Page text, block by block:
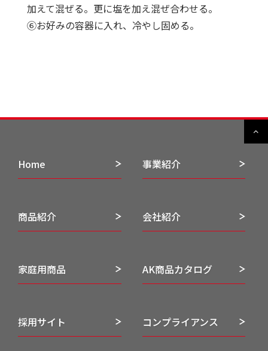
加えて混ぜる。更に塩を加え混ぜ合わせる。
⑥お好みの容器に入れ、冷やし固める。
Home 事業紹介
商品紹介 会社紹介
家庭用商品 AK商品カタログ
採用サイト コンプライアンス